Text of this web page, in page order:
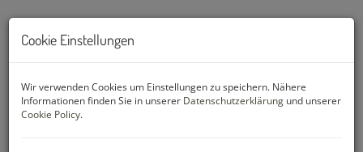
1180 WIEN - Martinstrasse 43
Cookie Einstellungen
Wir verwenden Cookies um Einstellungen zu speichern. Nähere
Informationen finden Sie in unserer Datenschutzerklärung und unserer
Cookie Policy.